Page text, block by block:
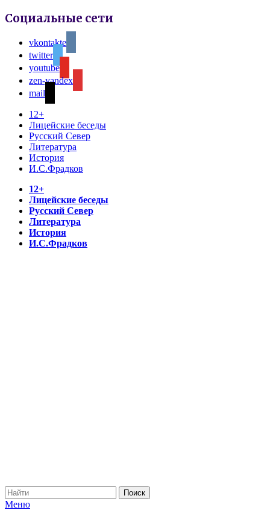
Социальные сети
vkontakte
twitter
youtube
zen-yandex
mail
12+
Лицейские беседы
Русский Север
Литература
История
И.С.Фрадков
12+
Лицейские беседы
Русский Север
Литература
История
И.С.Фрадков
Меню